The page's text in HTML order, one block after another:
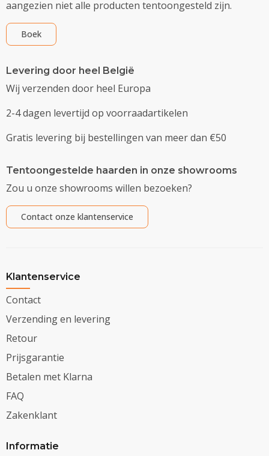
aangezien niet alle producten tentoongesteld zijn.
Boek
Levering door heel België
Wij verzenden door heel Europa
2-4 dagen levertijd op voorraadartikelen
Gratis levering bij bestellingen van meer dan €50
Tentoongestelde haarden in onze showrooms
Zou u onze showrooms willen bezoeken?
Contact onze klantenservice
Klantenservice
Contact
Verzending en levering
Retour
Prijsgarantie
Betalen met Klarna
FAQ
Zakenklant
Informatie